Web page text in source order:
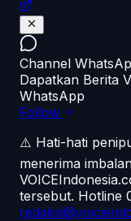
Channel
Dapatkan Berita
WhatsApp
Follow
⚠️ Hati-hati
menerima
tersebut. Hotline